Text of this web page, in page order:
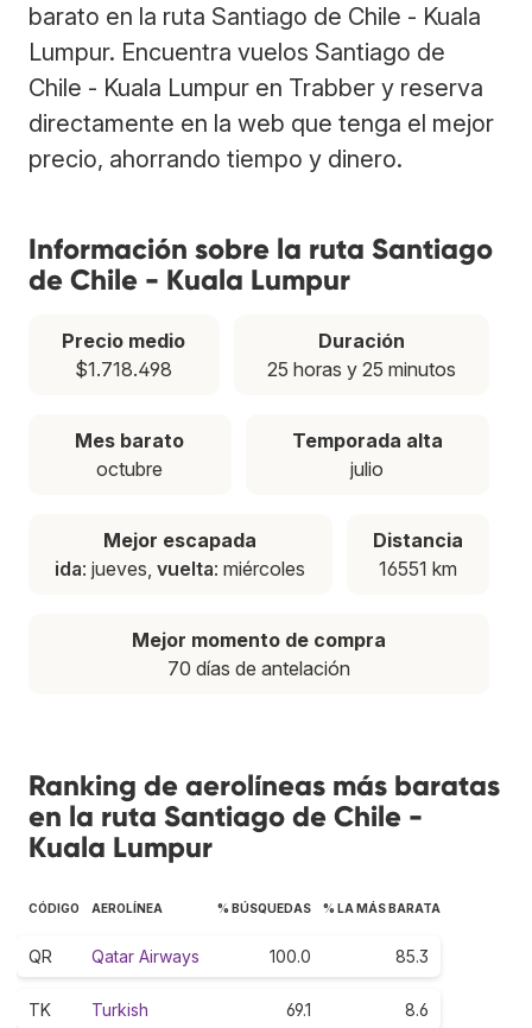
barato en la ruta Santiago de Chile - Kuala
Lumpur. Encuentra vuelos Santiago de
Chile - Kuala Lumpur en Trabber y reserva
directamente en la web que tenga el mejor
precio, ahorrando tiempo y dinero.
Información sobre la ruta Santiago
de Chile - Kuala Lumpur
Precio medio
$1.718.498
Duración
25 horas y 25 minutos
Mes barato
octubre
Temporada alta
julio
Mejor escapada
ida: jueves,vuelta: miércoles
Distancia
16551 km
Mejor momento de compra
70 días de antelación
Ranking de aerolíneas más baratas
en la ruta Santiago de Chile -
Kuala Lumpur
CÓDIGO AEROLÍNEA % BÚSQUEDAS % LA MÁS BARATA
QR Qatar Airways 100.0 85.3
TK Turkish 69.1 8.6